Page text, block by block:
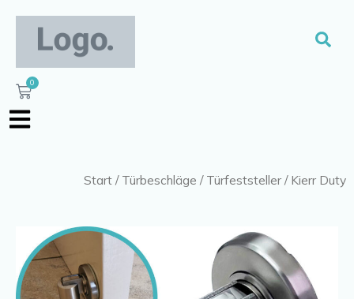
springen
0
Warenkorb
Start / Türbeschläge / Türfeststeller / Kierr Duty